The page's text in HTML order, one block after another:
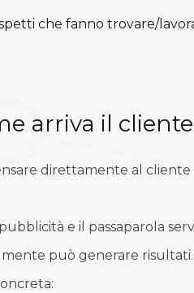
che fanno trovare/
arriva il
direttamente al cliente
e il passaparola
può generare risultati.